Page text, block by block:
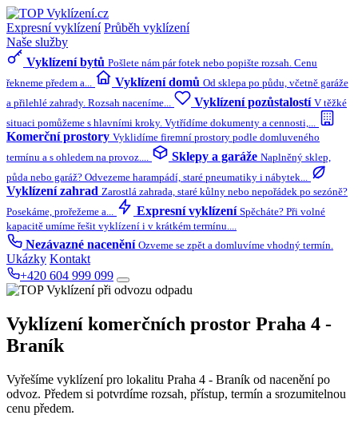
Expresní vyklízení Průběh vyklízení
Naše služby
Vyklízení bytů Pošlete nám pár fotek nebo popište rozsah. Cenu
řekneme předem a...
Vyklízení domů Od sklepa po půdu, včetně garáže
a přilehlé zahrady. Rozsah naceníme...
Vyklízení pozůstalostí V těžké
situaci pomůžeme s hlavními kroky. Vytřídíme dokumenty a cennosti,...
Komerční prostory Vyklidíme firemní prostory podle domluveného
termínu a s ohledem na provoz....
Sklepy a garáže Naplněný sklep,
půda nebo garáž? Odvezeme harampádí, staré pneumatiky i nábytek...
Vyklízení zahrad Zarostlá zahrada, staré kůlny nebo nepořádek po sezóně?
Posekáme, prořežeme a...
Expresní vyklízení Spěcháte? Při volné
kapacitě umíme řešit vyklízení i v krátkém termínu....
Nezávazné nacenění Ozveme se zpět a domluvíme vhodný termín.
Ukázky Kontakt
+420 604 999 099
Vyklízení komerčních prostor Praha 4 -
Braník
Vyřešíme vyklízení pro lokalitu Praha 4 - Braník od nacenění po
odvoz. Předem si potvrdíme rozsah, přístup, termín a srozumitelnou
cenu předem.